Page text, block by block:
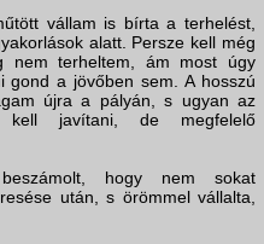
vállam is bírta a terhelést,
alatt. Persze kell még
nem terheltem, ám most úgy
gond a jövőben sem. A hosszú
újra a pályán, s ugyan az
kell javítani, de megfelelő
hogy nem sokat
után, s örömmel vállalta,